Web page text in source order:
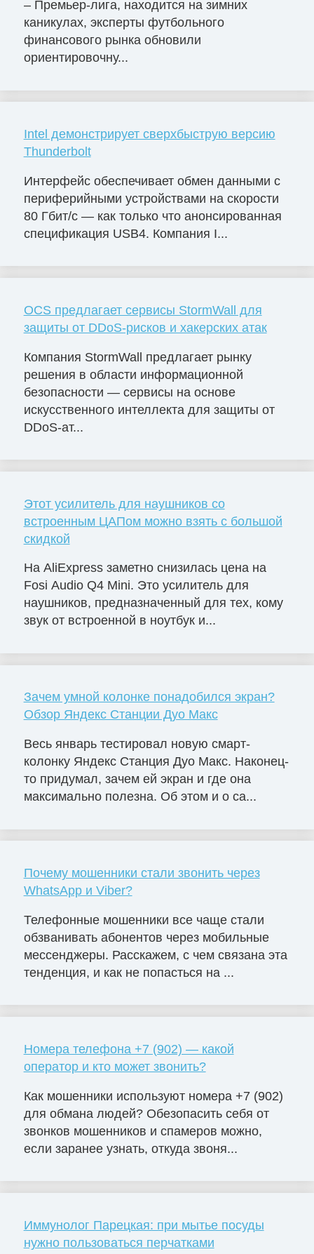
– Премьер-лига, находится на зимних
каникулах, эксперты футбольного
финансового рынка обновили
ориентировочну...
Intel демонстрирует сверхбыструю версию
Thunderbolt
Интерфейс обеспечивает обмен данными с
периферийными устройствами на скорости
80 Гбит/с — как только что анонсированная
спецификация USB4. Компания I...
OCS предлагает сервисы StormWall для
защиты от DDoS-рисков и хакерских атак
Компания StormWall предлагает рынку
решения в области информационной
безопасности — сервисы на основе
искусственного интеллекта для защиты от
DDoS-ат...
Этот усилитель для наушников со
встроенным ЦАПом можно взять с большой
скидкой
На AliExpress заметно снизилась цена на
Fosi Audio Q4 Mini. Это усилитель для
наушников, предназначенный для тех, кому
звук от встроенной в ноутбук и...
Зачем умной колонке понадобился экран?
Обзор Яндекс Станции Дуо Макс
Весь январь тестировал новую смарт-
колонку Яндекс Станция Дуо Макс. Наконец-
то придумал, зачем ей экран и где она
максимально полезна. Об этом и о са...
Почему мошенники стали звонить через
WhatsApp и Viber?
Телефонные мошенники все чаще стали
обзванивать абонентов через мобильные
мессенджеры. Расскажем, с чем связана эта
тенденция, и как не попасться на ...
Номера телефона +7 (902) — какой
оператор и кто может звонить?
Как мошенники используют номера +7 (902)
для обмана людей? Обезопасить себя от
звонков мошенников и спамеров можно,
если заранее узнать, откуда звоня...
Иммунолог Парецкая: при мытье посуды
нужно пользоваться перчатками